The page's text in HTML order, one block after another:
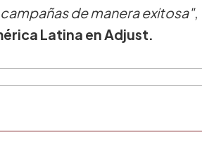
de manera exitosa",
Latina en Adjust.